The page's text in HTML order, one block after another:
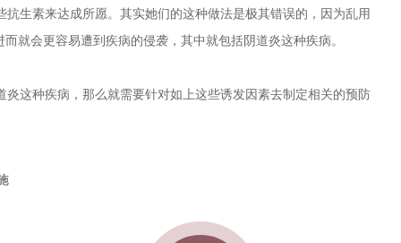
生素来达成所愿。其实她们的这种做法是极其错误的，因为乱用
就会更容易遭到疾病的侵袭，其中就包括阴道炎这种疾病。
这种疾病，那么就需要针对如上这些诱发因素去制定相关的预防